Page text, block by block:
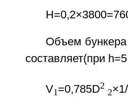
Объем бункера
составляет(при
V1=0,785D2
2